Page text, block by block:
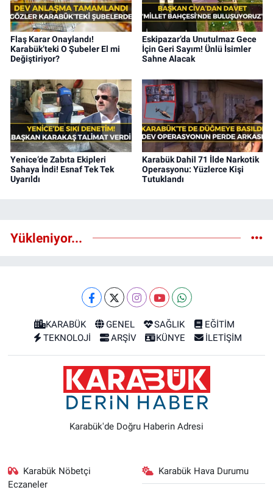
Flaş Karar Onaylandı!
Karabük’teki O Şubeler El mi
Değiştiriyor?
Eskipazar’da Unutulmaz Gece
İçin Geri Sayım! Ünlü İsimler
Sahne Alacak
Yenice’de Zabıta Ekipleri
Sahaya İndi! Esnaf Tek Tek
Uyarıldı
Karabük Dahil 71 İlde Narkotik
Operasyonu: Yüzlerce Kişi
Tutuklandı
Yükleniyor...
KARABÜK GENEL SAĞLIK
EĞİTİM
TEKNOLOJİ
ARŞİV KÜNYE İLETİŞİM
Karabük'de Doğru Haberin Adresi
Karabük Nöbetçi
Eczaneler
Karabük Hava Durumu